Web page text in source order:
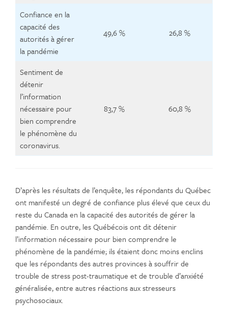
Confiance en la
capacité des
autorités à gérer
la pandémie
49,6 % 26,8 %
Sentiment de
détenir
l’information
nécessaire pour
bien comprendre
le phénomène du
coronavirus.
83,7 % 60,8 %
D’après les résultats de l’enquête, les répondants du Québec
ont manifesté un degré de confiance plus élevé que ceux du
reste du Canada en la capacité des autorités de gérer la
pandémie. En outre, les Québécois ont dit détenir
l’information nécessaire pour bien comprendre le
phénomène de la pandémie; ils étaient donc moins enclins
que les répondants des autres provinces à souffrir de
trouble de stress post-traumatique et de trouble d’anxiété
généralisée, entre autres réactions aux stresseurs
psychosociaux.